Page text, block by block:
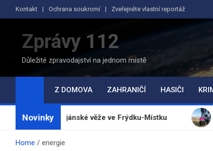
to
Kontakt Ochrana soukromí Zveřejněte vlastní reportáž
Zprávy 112
Důležité zpravodajství na jednom místě
Z DOMOVA ZAHRANIČÍ HASIČI
Novinky
Svatojánské věže ve Frýdku-Místku
Home energie